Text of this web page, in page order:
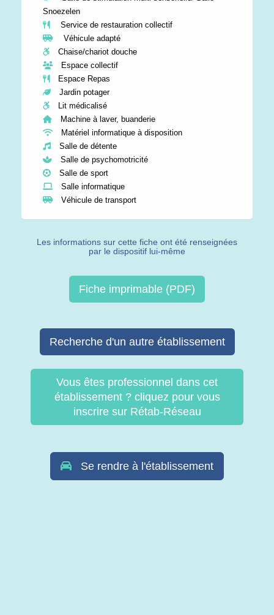
Snoezelen
Service de restauration collectif
Véhicule adapté
Chaise/chariot douche
Espace collectif
Espace Repas
Jardin potager
Lit médicalisé
Machine à laver, buanderie
Matériel informatique à disposition
Salle de détente
Salle de psychomotricité
Salle de sport
Salle informatique
Véhicule de transport
Les informations sur cette fiche ont été renseignées
par le dispositif lui-même
Fiche imprimable (PDF)
Recherche d'un autre établissement
Vous êtes professionnel dans cet
établissement ? cliquez pour vous
inscrire sur Rétab-Réseau
Se rendre à l'établissement